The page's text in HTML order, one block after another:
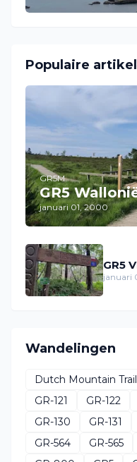
Populaire
GR5M
GR5
januari 01, 2000
GR5
januari
Wandelingen
Dutch Mountain Trail
GR-121
GR-122
GR-130
GR-131
GR-564
GR-565